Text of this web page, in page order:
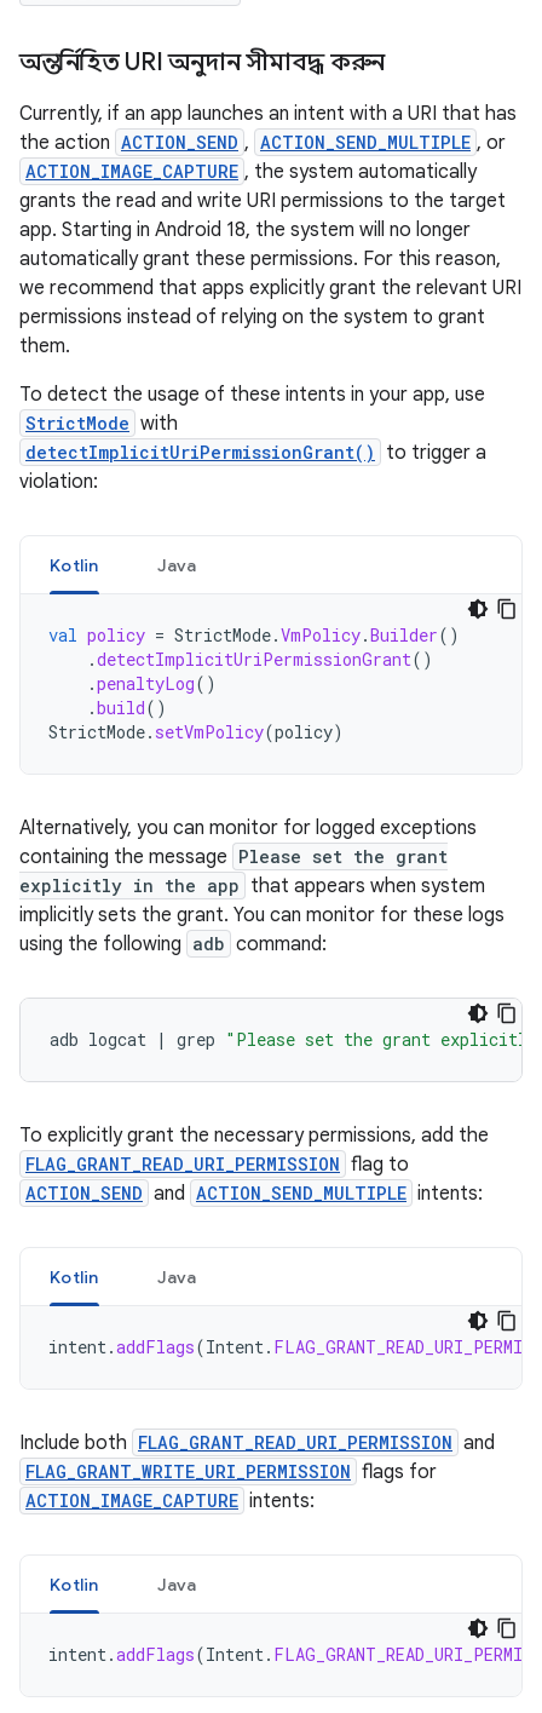
অন্তর্নিহিত URI অনুদান সীমাবদ্ধ করুন
Currently, if an app launches an intent with a URI that has
the action ACTION_SEND , ACTION_SEND_MULTIPLE , or
ACTION_IMAGE_CAPTURE , the system automatically
grants the read and write URI permissions to the target
app. Starting in Android 18, the system will no longer
automatically grant these permissions. For this reason,
we recommend that apps explicitly grant the relevant URI
permissions instead of relying on the system to grant
them.
To detect the usage of these intents in your app, use
StrictMode with
detectImplicitUriPermissionGrant()
to trigger a
violation:
Kotlin Java
val policy = StrictMode.VmPolicy.Builder()
.detectImplicitUriPermissionGrant()
.penaltyLog()
.build()
StrictMode. setVmPolicy(policy)
Alternatively, you can monitor for logged exceptions
containing the message Please set the grant
explicitly in the app that appears when system
implicitly sets the grant. You can monitor for these logs
using the following adb command:
adb logcat | grep "Please set the grant
To explicitly grant the necessary permissions, add the
FLAG_GRANT_READ_URI_PERMISSION flag to
ACTION_SEND and ACTION_SEND_MULTIPLE intents:
Kotlin Java
intent.addFlags(Intent.
Include both FLAG_GRANT_READ_URI_PERMISSION and
FLAG_GRANT_WRITE_URI_PERMISSION flags for
ACTION_IMAGE_CAPTURE intents:
Kotlin Java
intent.addFlags(Intent.